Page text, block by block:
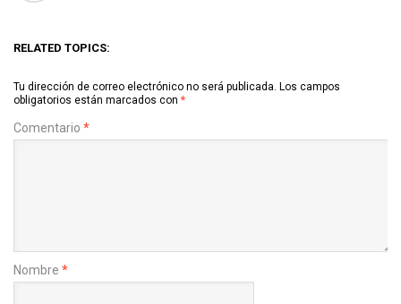
RELATED TOPICS:
Tu dirección de correo electrónico no será publicada. Los campos
obligatorios están marcados con *
Comentario *
Nombre *